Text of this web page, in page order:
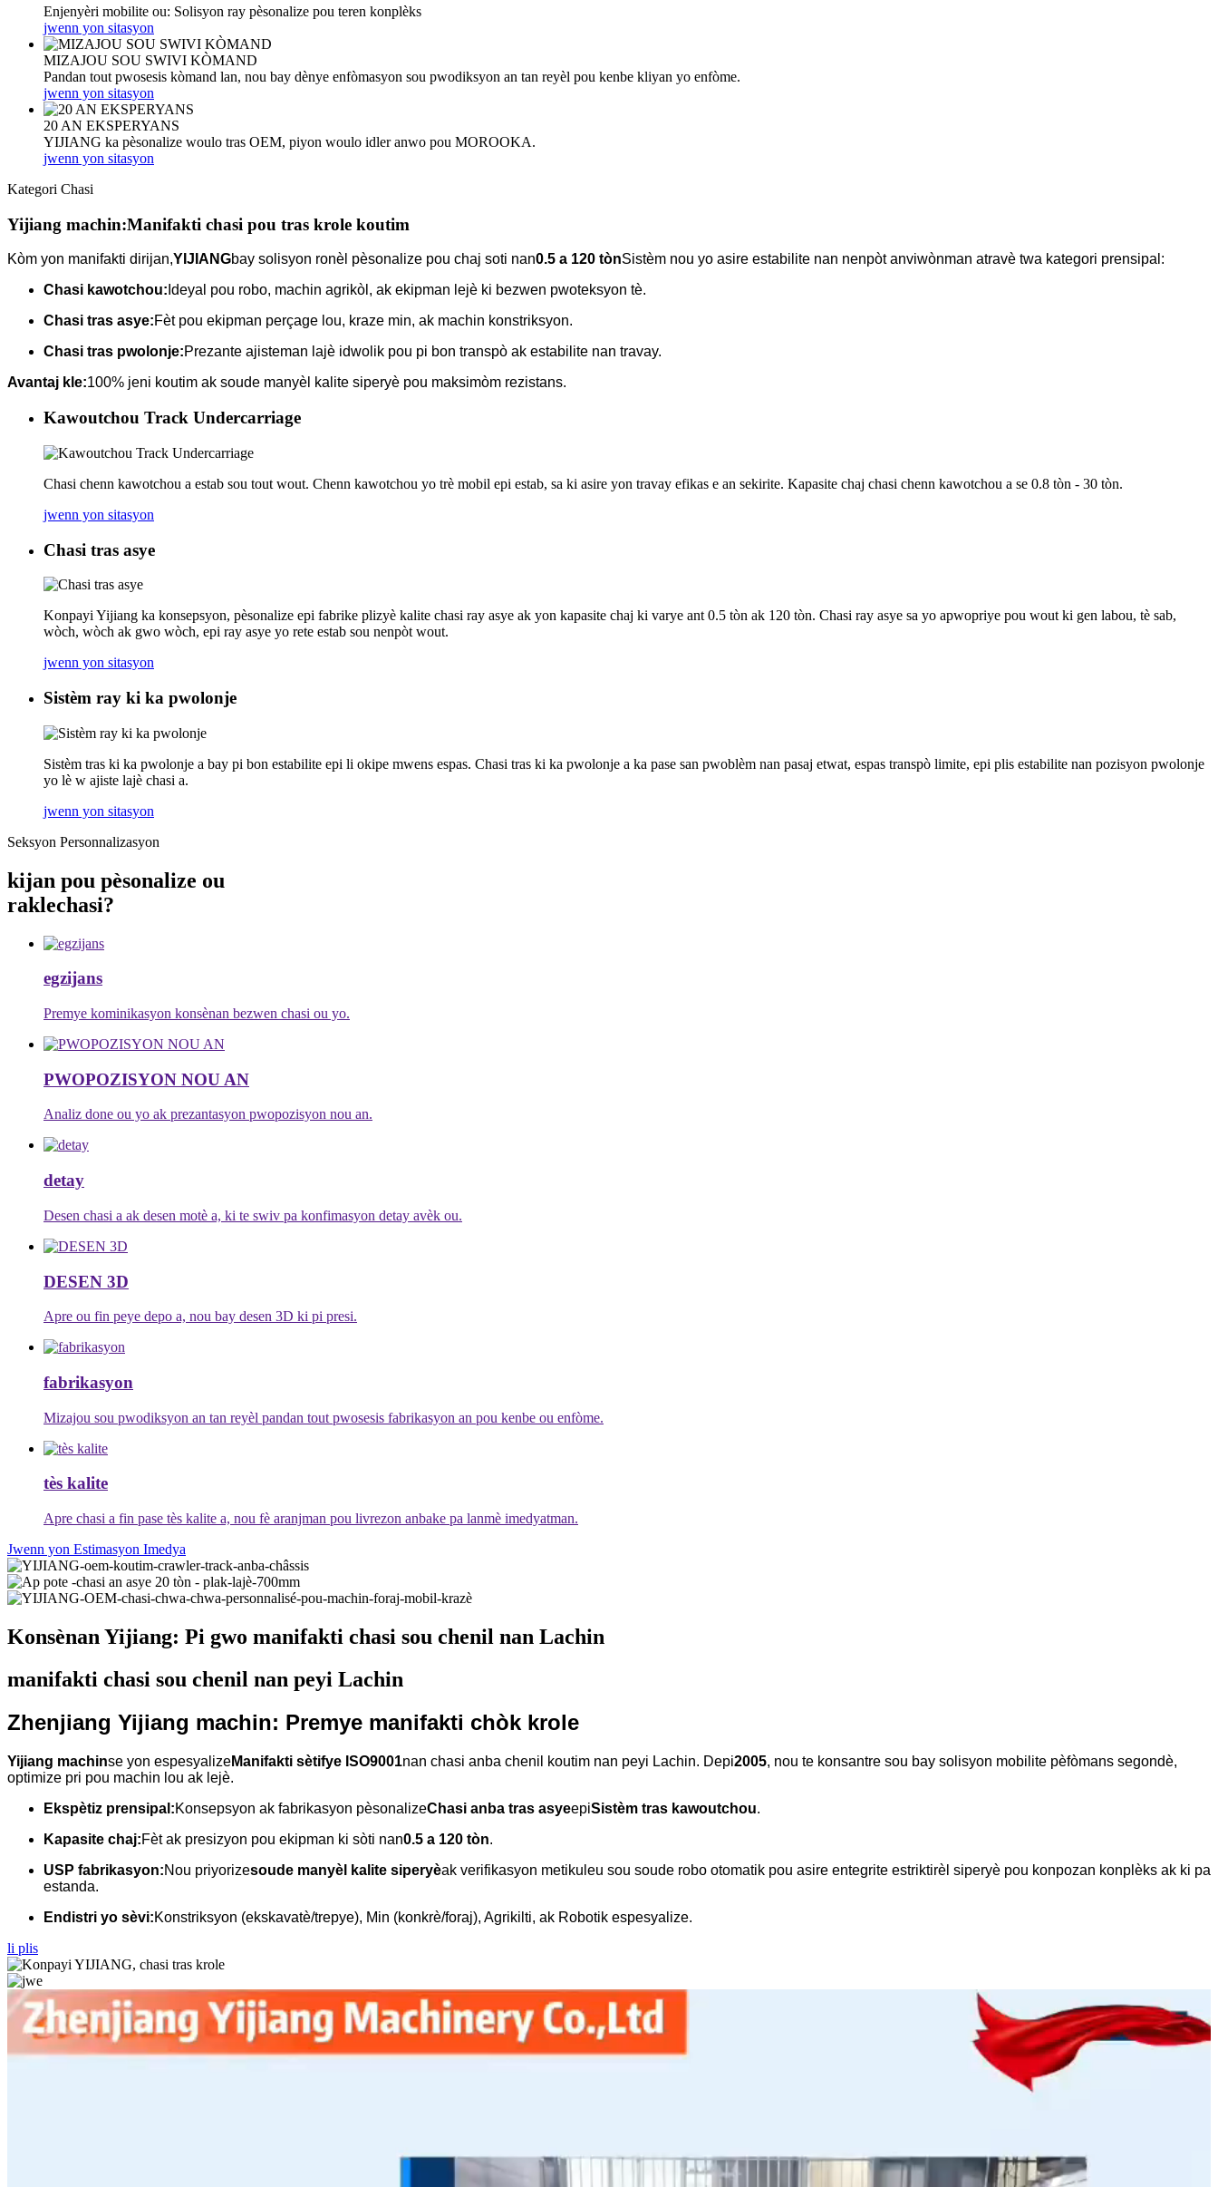
Enjenyèri mobilite ou: Solisyon ray pèsonalize pou teren konplèks
jwenn yon sitasyon
MIZAJOU SOU SWIVI KÒMAND
Pandan tout pwosesis kòmand lan, nou bay dènye enfòmasyon sou pwodiksyon an tan reyèl pou kenbe kliyan yo enfòme.
jwenn yon sitasyon
20 AN EKSPERYANS
YIJIANG ka pèsonalize woulo tras OEM, piyon woulo idler anwo pou MOROOKA.
jwenn yon sitasyon
Kategori Chasi
Yijiang machin:Manifakti chasi pou tras krole koutim
Kòm yon manifakti dirijan,YIJIANGbay solisyon ronèl pèsonalize pou chaj soti nan0.5 a 120 tònSistèm nou yo asire estabilite nan nenpòt anviwònman atravè twa kategori prensipal:
Chasi kawotchou: Ideyal pou robo, machin agrikòl, ak ekipman lejè ki bezwen pwoteksyon tè.
Chasi tras asye:Fèt pou ekipman perçage lou, kraze min, ak machin konstriksyon.
Chasi tras pwolonje:Prezante ajisteman lajè idwolik pou pi bon transpò ak estabilite nan travay.
Avantaj kle:100% jeni koutim ak soude manyèl kalite siperyè pou maksimòm rezistans.
Kawoutchou Track Undercarriage
Chasi chenn kawotchou a estab sou tout wout. Chenn kawotchou yo trè mobil epi estab, sa ki asire yon travay efikas e an sekirite. Kapasite chaj chasi chenn kawotchou a se 0.8 tòn - 30 tòn.
jwenn yon sitasyon
Chasi tras asye
Konpayi Yijiang ka konsepsyon, pèsonalize epi fabrike plizyè kalite chasi ray asye ak yon kapasite chaj ki varye ant 0.5 tòn ak 120 tòn. Chasi ray asye sa yo apwopriye pou wout ki gen labou, tè sab,
wòch, wòch ak gwo wòch, epi ray asye yo rete estab sou nenpòt wout.
jwenn yon sitasyon
Sistèm ray ki ka pwolonje
Sistèm tras ki ka pwolonje a bay pi bon estabilite epi li okipe mwens espas. Chasi tras ki ka pwolonje a ka pase san pwoblèm nan pasaj etwat, espas transpò limite, epi plis estabilite nan pozisyon pwolonje
yo lè w ajiste lajè chasi a.
jwenn yon sitasyon
Seksyon Personnalizasyon
kijan pou pèsonalize ou
raklechasi?
egzijans
Premye kominikasyon konsènan bezwen chasi ou yo.
PWOPOZISYON NOU AN
Analiz done ou yo ak prezantasyon pwopozisyon nou an.
detay
Desen chasi a ak desen motè a, ki te swiv pa konfimasyon detay avèk ou.
DESEN 3D
Apre ou fin peye depo a, nou bay desen 3D ki pi presi.
fabrikasyon
Mizajou sou pwodiksyon an tan reyèl pandan tout pwosesis fabrikasyon an pou kenbe ou enfòme.
tès kalite
Apre chasi a fin pase tès kalite a, nou fè aranjman pou livrezon anbake pa lanmè imedyatman.
Jwenn yon Estimasyon Imedya
Konsènan Yijiang: Pi gwo manifakti chasi sou chenil nan Lachin
manifakti chasi sou chenil nan peyi Lachin
Zhenjiang Yijiang machin: Premye manifakti chòk krole
Yijiang machinse yon espesyalizeManifakti sètifye ISO9001nan chasi anba chenil koutim nan peyi Lachin. Depi2005, nou te konsantre sou bay solisyon mobilite pèfòmans segondè,
optimize pri pou machin lou ak lejè.
Ekspètiz prensipal:Konsepsyon ak fabrikasyon pèsonalizeChasi anba tras asyeepiSistèm tras kawoutchou.
Kapasite chaj:Fèt ak presizyon pou ekipman ki sòti nan0.5 a 120 tòn.
USP fabrikasyon:Nou priyorizesoude manyèl kalite siperyèak verifikasyon metikuleu sou soude robo otomatik pou asire entegrite estriktirèl siperyè pou konpozan konplèks ak ki pa
estanda.
Endistri yo sèvi:Konstriksyon (ekskavatè/trepye), Min (konkrè/foraj), Agrikilti, ak Robotik espesyalize.
li plis